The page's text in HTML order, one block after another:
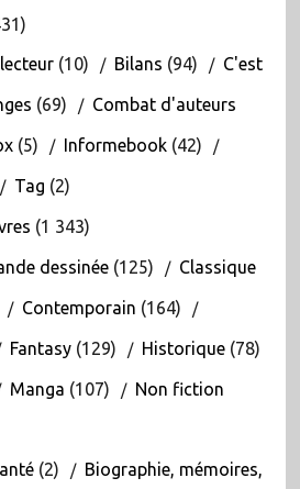
(10) Bilans (94) C'est
(69) Combat d'auteurs
(5) Informebook(42)
Tag (2)
(1 343)
dessinée(125) Classique
Contemporain (164)
Fantasy(129) Historique(78)
Manga (107) Non fiction
(2) Biographie, mémoires,